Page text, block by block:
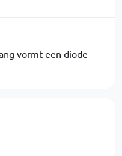
vormt een diode